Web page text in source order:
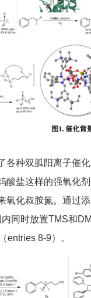
各种双胍阳离子催
酸盐这样的强氧化
氧化叔胺氮。通过
同时放置TMS和
entries 8-9）。